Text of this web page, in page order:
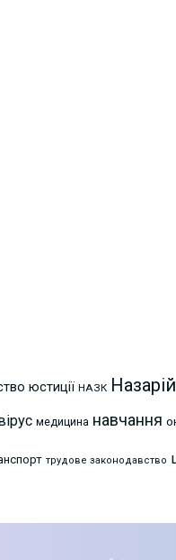
юстиції НАЗК
медицина навчання
трудове законодавство